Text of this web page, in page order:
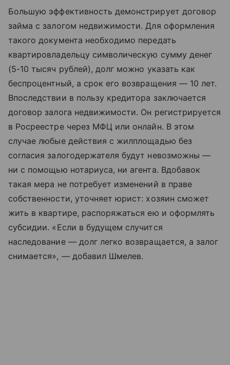
Большую эффективность демонстрирует договор
займа с залогом недвижимости. Для оформления
такого документа необходимо передать
квартировладельцу символическую сумму денег
(5-10 тысяч рублей), долг можно указать как
беспроцентный, а срок его возвращения — 10 лет.
Впоследствии в пользу кредитора заключается
договор залога недвижимости. Он регистрируется
в Росреестре через МФЦ или онлайн. В этом
случае любые действия с жилплощадью без
согласия залогодержателя будут невозможны —
ни с помощью нотариуса, ни агента. Вдобавок
такая мера не потребует изменений в праве
собственности, уточняет юрист: хозяин сможет
жить в квартире, распоряжаться ею и оформлять
субсидии. «Если в будущем случится
наследование — долг легко возвращается, а залог
снимается», — добавил Шмелев.